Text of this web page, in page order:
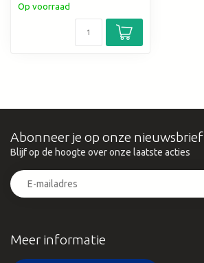
Op voorraad
Meer informatie
Abonneer je op onze nieuwsbrief
Blijf op de hoogte over onze laatste acties